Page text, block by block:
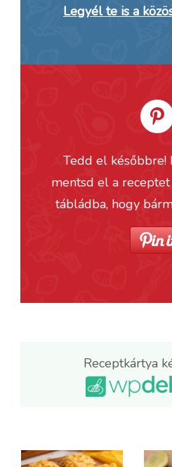
Legyél te is a
Tedd el későbbre!
mentsd el a
tábládba, hogy
Receptkártya